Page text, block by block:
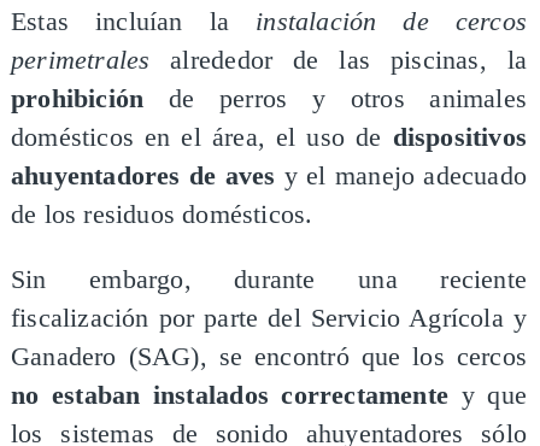
Estas incluían la instalación de cercos
perimetralesalrededor de las piscinas, la
prohibición de perros y otros animales
domésticos en el área, el uso de dispositivos
ahuyentadores de aves y el manejo adecuado
de los residuos domésticos.
Sin embargo, durante una reciente
fiscalización por parte del Servicio Agrícola y
Ganadero (SAG), se encontró que los cercos
no estaban instalados correctamente y que
los sistemas de sonido ahuyentadores sólo